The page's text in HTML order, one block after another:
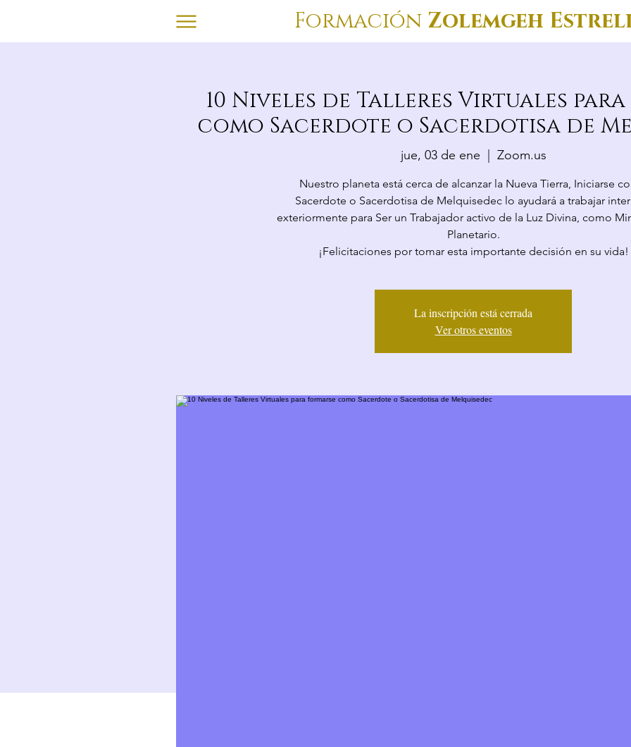
Formación Zolemgeh
10 Niveles de Talleres Virtuales
como Sacerdote o Sacerdotisa de
jue, 03 de ene Zoom.us
Nuestro planeta está cerca de alcanzar la Nueva Tierra, Iniciarse
Sacerdote o Sacerdotisa de Melquisedec lo ayudará a trabajar
exteriormente para Ser un Trabajador activo de la Luz Divina, como
Planetario.
¡Felicitaciones por tomar esta importante decisión en su vida!
La inscripción está cerrada
Ver otros eventos